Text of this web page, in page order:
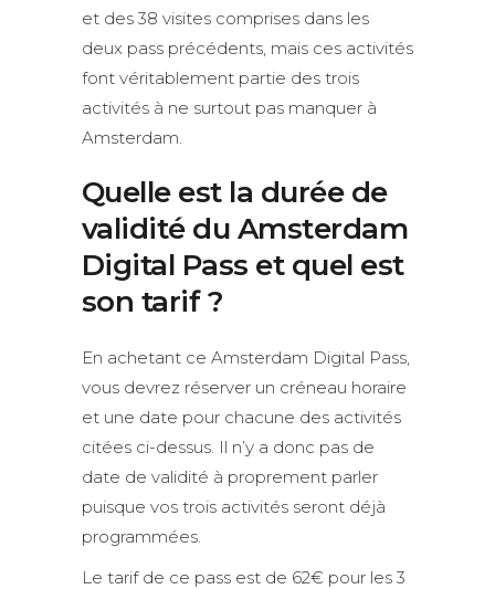
et des 38 visites comprises dans les
deux pass précédents, mais ces activités
font véritablement partie des trois
activités à ne surtout pas manquer à
Amsterdam.
Quelle est la durée de
validité du Amsterdam
Digital Pass et quel est
son tarif ?
En achetant ce Amsterdam Digital Pass,
vous devrez réserver un créneau horaire
et une date pour chacune des activités
citées ci-dessus. Il n’y a donc pas de
date de validité à proprement parler
puisque vos trois activités seront déjà
programmées.
Le tarif de ce pass est de 62€ pour les 3